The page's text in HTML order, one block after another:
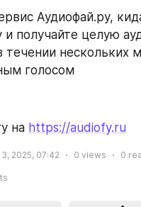
Аудиофай.ру,
получайте целую
течении нескольких
голосом
на https://audiofy.ru
2025, 07:42 0 views 0